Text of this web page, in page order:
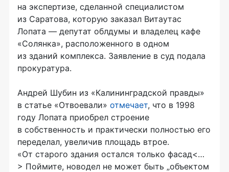
на экспертизе, сделанной специалистом
из Саратова, которую заказал Витаутас
Лопата — депутат облдумы и владелец кафе
«Солянка», расположенного в одном
из зданий комплекса. Заявление в суд подала
прокуратура.
Андрей Шубин из «Калининградской правды»
в статье «Отвоевали» отмечает, что в 1998
году Лопата приобрел строение
в собственность и практически полностью его
переделал, увеличив площадь втрое.
«От старого здания остался только фасад<…
> Поймите, новодел не может быть „объектом